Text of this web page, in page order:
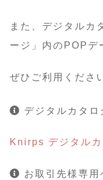
また、デジタルカ
ージ」内のPOPデ
ぜひご利用くださ
デジタルカタロ
Knirps デジタルカ
お取引先様専用